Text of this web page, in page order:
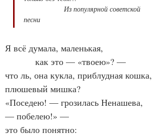
Из популярной советской
песни
Я всё думала, маленькая,
            как это — «твоею»? —
что ль, она кукла, приблудная кошка,
плюшевый мишка?
«Поседею! — грозилась Ненашева,
— побелею!» —
это было понятно: